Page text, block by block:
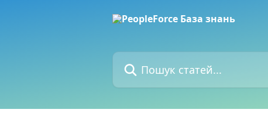
Пошук статей...